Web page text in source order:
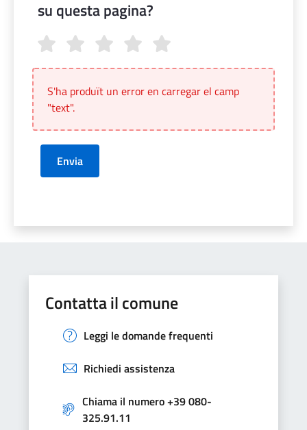
su questa pagina?
Quanto sono chiare le informazioni su questa pagina?
S'ha produït un error en carregar el camp
"text".
Envia
Contatta il comune
Leggi le domande frequenti
Richiedi assistenza
Chiama il numero +39 080-
325.91.11